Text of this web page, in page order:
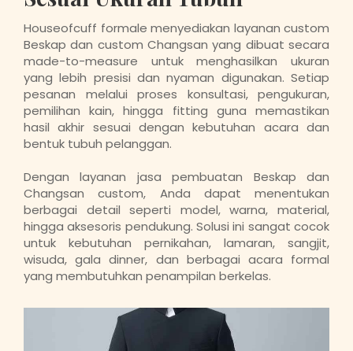
Houseofcuff formale menyediakan layanan custom
Beskap dan custom Changsan yang dibuat secara
made-to-measure untuk menghasilkan ukuran
yang lebih presisi dan nyaman digunakan. Setiap
pesanan melalui proses konsultasi, pengukuran,
pemilihan kain, hingga fitting guna memastikan
hasil akhir sesuai dengan kebutuhan acara dan
bentuk tubuh pelanggan.
Dengan layanan jasa pembuatan Beskap dan
Changsan custom, Anda dapat menentukan
berbagai detail seperti model, warna, material,
hingga aksesoris pendukung. Solusi ini sangat cocok
untuk kebutuhan pernikahan, lamaran, sangjit,
wisuda, gala dinner, dan berbagai acara formal
yang membutuhkan penampilan berkelas.